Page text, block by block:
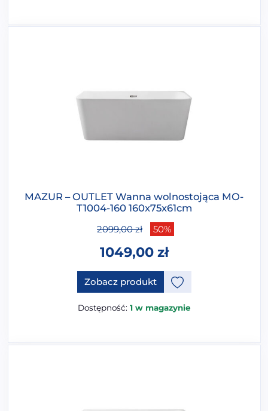
MAZUR – OUTLET Wanna wolnostojąca MO-
T1004-160 160x75x61cm
2099,00zł 50%
1049,00 zł
Zobacz produkt
Dostępność: 1 w magazynie